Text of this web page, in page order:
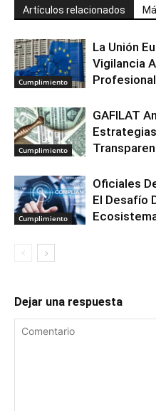
Artículos relacionados
Cumplimiento
La Unión
Vigilancia
Cumplimiento
GAFILAT
Cumplimiento
Oficiales
El Desafío
Dejar una respuesta